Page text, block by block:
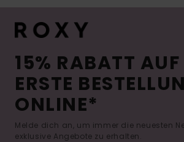
15% RABATT AUF
ERSTE
ONLINE*
Melde dich an, um immer die neuesten
exklusive Angebote zu erhalten.